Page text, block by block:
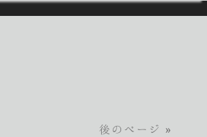
後のページ »